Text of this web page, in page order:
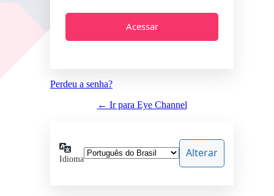
Perdeu a senha?
← Ir para Eye Channel
Idioma